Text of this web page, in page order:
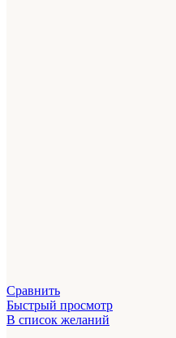
Сравнить
Быстрый просмотр
В список желаний